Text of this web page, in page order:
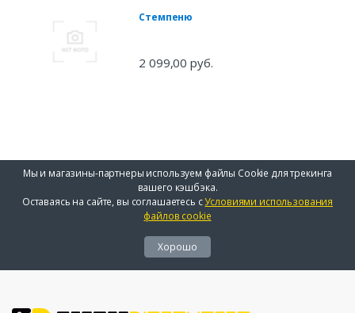
Стемпеню
2 099,00 руб.
Мы и магазины-партнеры используем файлы Cookie для трекинга
вашего кэшбэка.
Оставаясь на сайте, вы соглашаетесь сУсловиями использования
файлов cookie
Хорошо